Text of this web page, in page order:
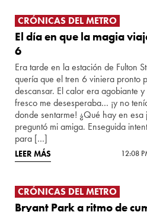
CRÓNICAS DEL METRO
El día en que la magia
6
Era tarde en la estación de Fulton
quería que el tren 6 viniera pronto
descansar. El calor era agobiante
fresco me desesperaba… ¡y no
donde sentarme! ¿Qué hay en esa
preguntó mi amiga. Enseguida
para […]
LEER MÁS 12:08
CRÓNICAS DEL METRO
Bryant Park a ritmo de